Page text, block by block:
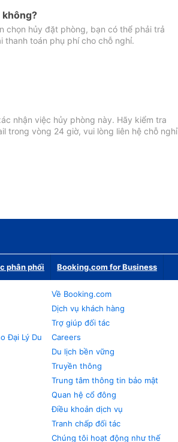
chọn hủy đặt phòng, bạn có thể phải trả
thanh toán phụ phí cho chỗ nghỉ.
nhận việc hủy phòng này. Hãy kiểm tra
trong vòng 24 giờ, vui lòng liên hệ chỗ nghỉ
phân phối Booking.com for Business
Đại Lý Du
Về Booking.com
Dịch vụ khách hàng
Trợ giúp đối tác
Careers
Du lịch bền vững
Truyền thông
Trung tâm thông tin bảo mật
Quan hệ cổ đông
Điều khoản dịch vụ
Tranh chấp đối tác
Chúng tôi hoạt động như thế